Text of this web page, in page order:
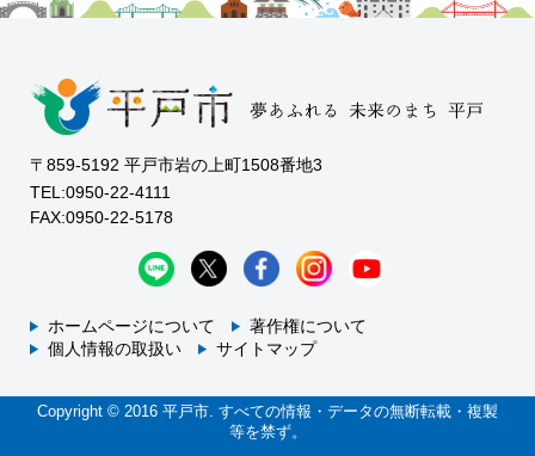
〒859-5192 平戸市岩の上町1508番地3
TEL:0950-22-4111
FAX:0950-22-5178
ホームページについて
著作権について
個人情報の取扱い
サイトマップ
Copyright © 2016 平戸市. すべての情報・データの無断転載・複製
等を禁ず。